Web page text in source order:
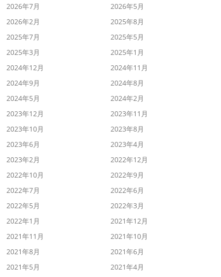
2026年7月
2026年5月
2026年2月
2025年8月
2025年7月
2025年5月
2025年3月
2025年1月
2024年12月
2024年11月
2024年9月
2024年8月
2024年5月
2024年2月
2023年12月
2023年11月
2023年10月
2023年8月
2023年6月
2023年4月
2023年2月
2022年12月
2022年10月
2022年9月
2022年7月
2022年6月
2022年5月
2022年3月
2022年1月
2021年12月
2021年11月
2021年10月
2021年8月
2021年6月
2021年5月
2021年4月